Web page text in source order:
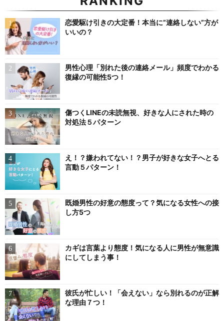
恋愛駆け引きの大定番！本当に”連絡しない”方が
いいの？
男性心理「別れた後の連絡メール」頻度でわかる
復縁の可能性5つ！
傷つくLINEの未読無視、好きな人にされた時の
対処法５パターン
え！？嫌われてない！？男子が好きな女子へとる
言動５パターン！
既婚男性の好意の態度って？気になる女性への接
し方5つ
カギは言葉より態度！気になる人に男性が無意識
にしてしまう事！
彼氏が忙しい！「会えない」なら別れるのが正解
な理由７つ！